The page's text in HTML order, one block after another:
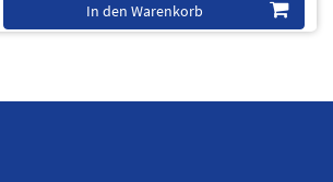
In den Warenkorb